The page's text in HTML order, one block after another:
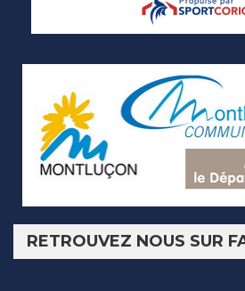
RETROUVEZ NOUS SUR